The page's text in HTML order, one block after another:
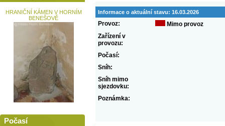
HRANIČNÍ KÁMEN V HORNÍM
BENEŠOVĚ
Počasí
Informace o aktuální stavu: 16.03.2026
Provoz:
Mimo provoz
Zařízení v
provozu:
Počasí:
Sníh:
Sníh mimo
sjezdovku:
Poznámka: